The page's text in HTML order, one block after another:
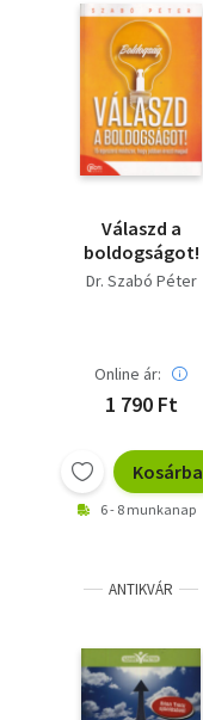
Válaszd a
boldogságot!
Dr. Szabó Péter
Online ár:
1 790 Ft
Kosárba
6 - 8 munkanap
ANTIKVÁR